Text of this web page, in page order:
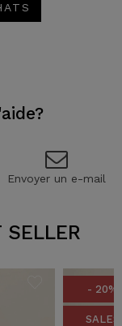
Envoyer un e-mail
SELLER
- 20%
SALES